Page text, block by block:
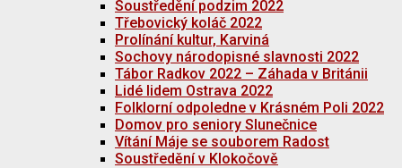
Soustředění podzim 2022
Třebovický koláč 2022
Prolínání kultur, Karviná
Sochovy národopisné slavnosti 2022
Tábor Radkov 2022 – Záhada v Británii
Lidé lidem Ostrava 2022
Folklorní odpoledne v Krásném Poli 2022
Domov pro seniory Slunečnice
Vítání Máje se souborem Radost
Soustředění v Klokočově